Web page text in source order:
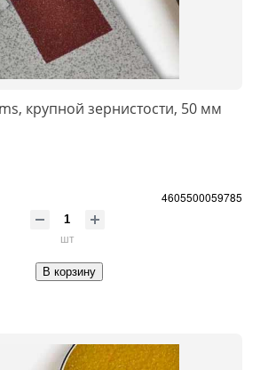
крупной зернистости, 50 мм
4605500059785
шт
В корзину